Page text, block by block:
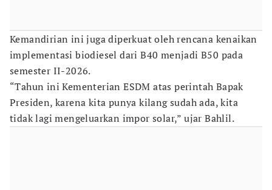
Kemandirian ini juga diperkuat oleh rencana kenaikan
implementasi biodiesel dari B40 menjadi B50 pada
semester II-2026.
“Tahun ini Kementerian ESDM atas perintah Bapak
Presiden, karena kita punya kilang sudah ada, kita
tidak lagi mengeluarkan impor solar,” ujar Bahlil.